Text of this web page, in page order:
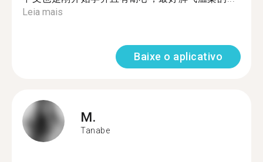
Leia mais
Baixe o aplicativo
M.
Tanabe